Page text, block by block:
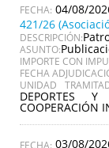
04/08/
421/26
DESCRIPCIÓN:
ASUNTO:
IMPORTE CON
FECHA
UNIDAD
DEPORTES
COOPERACIÓN
03/08/